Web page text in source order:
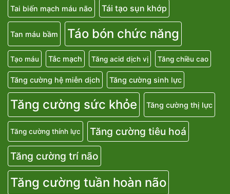
Tai biến mạch máu não Tái tạo sụn khớp
Tan máu bầm Táo bón chức năng
Tạo máu Tắc mạch Tăng acid dịch vị Tăng chiều cao
Tăng cường hệ miễn dịch Tăng cường sinh lực
Tăng cường sức khỏe Tăng cường thị lực
Tăng cường thính lực
Tăng cường tiêu hoá
Tăng cường trí não
Tăng cường tuần hoàn não